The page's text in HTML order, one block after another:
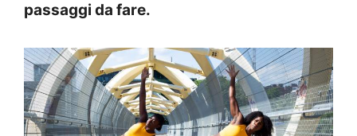
passaggi da fare.